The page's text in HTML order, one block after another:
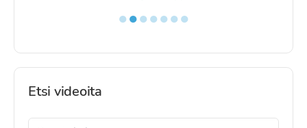
●●●●●●●
Etsi videoita